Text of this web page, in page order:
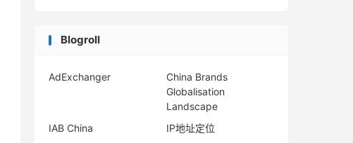
Blogroll
AdExchanger
China Brands
Globalisation
Landscape
IAB China
IP地址定位